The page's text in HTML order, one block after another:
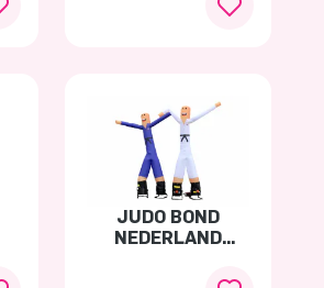
JUDO BOND
NEDERLAND